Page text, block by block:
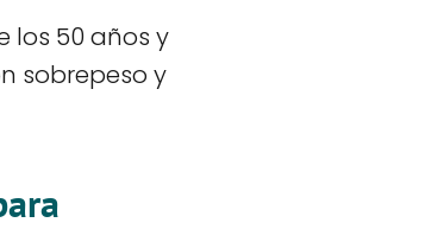
los 50 años y
sobrepeso y